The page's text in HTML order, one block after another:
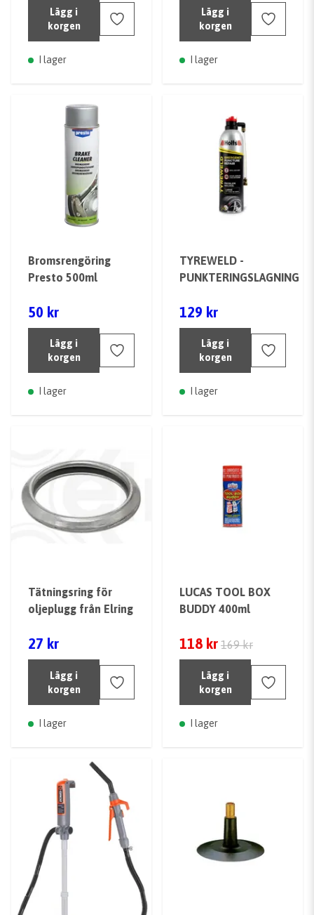
Lägg i
korgen
I lager
Lägg i
korgen
I lager
Bromsrengöring
Presto 500ml
50 kr
Lägg i
korgen
I lager
TYREWELD -
PUNKTERINGSLAGNING
129 kr
Lägg i
korgen
I lager
Tätningsring för
oljeplugg från Elring
27 kr
Lägg i
korgen
I lager
LUCAS TOOL BOX
BUDDY 400ml
118 kr 169 kr
Lägg i
korgen
I lager